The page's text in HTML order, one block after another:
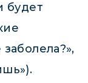
будет